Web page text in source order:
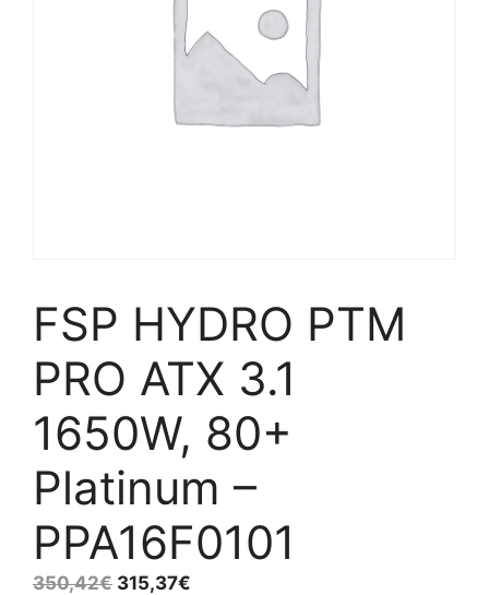
FSP HYDRO PTM
PRO ATX 3.1
1650W, 80+
Platinum –
PPA16F0101
350,42€ 315,37€